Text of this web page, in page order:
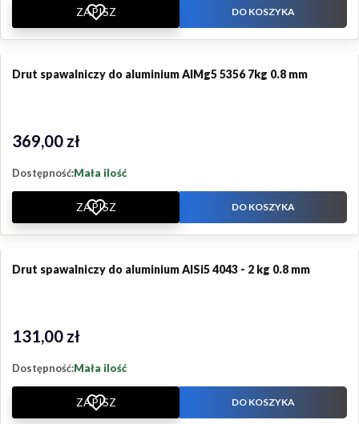
ZAPISZ DO KOSZYKA
Drut spawalniczy do aluminium AlMg5 5356 7kg 0.8 mm
Cena
369,00 zł
Dostępność:Mała ilość
ZAPISZ DO KOSZYKA
Drut spawalniczy do aluminium AlSi5 4043 - 2 kg 0.8 mm
Cena
131,00 zł
Dostępność:Mała ilość
ZAPISZ DO KOSZYKA